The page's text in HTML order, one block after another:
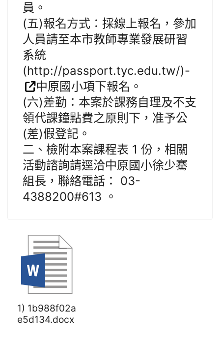
員。
(五)報名方式：採線上報名，參加
人員請至本市教師專業發展研習
系統
(http://passport.tyc.edu.tw/)-
中原國小項下報名。
(六)差勤：本案於課務自理及不支
領代課鐘點費之原則下，准予公
(差)假登記。
二、檢附本案課程表 1 份，相關
活動諮詢請逕洽中原國小徐少騫
組長，聯絡電話： 03-
4388200#613 。
1) 1b988f02a
e5d134.docx